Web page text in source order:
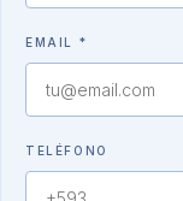
EMAIL *
TELÉFONO